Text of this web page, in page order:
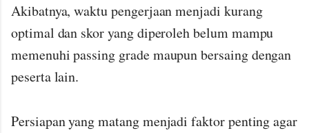
Akibatnya, waktu pengerjaan menjadi kurang
optimal dan skor yang diperoleh belum mampu
memenuhi passing grade maupun bersaing dengan
peserta lain.
Persiapan yang matang menjadi faktor penting agar